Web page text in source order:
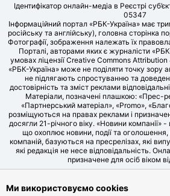
Ідентифікатор онлайн-медіа в Реєстрі
05347
Інформаційний портал «РБК-Україна» має
російську та англійську), головна сторінка
Фотографії, зображення належать їх
Порталі, авторами яких є журналісти
умовах ліцензії Creative Commons
«РБК-Україна» може не поділяти точку зору
не підлягають спростуванню та
достовірність та зміст реклами
Матеріали, позначені плашкою: «Прес-
«Партнерський матеріал», «Promo»,
розміщуються на правах реклами і
досягли 21-річного віку. «Новини компанії»
що охоплює новини, події та оголошення,
компаній, базуються на пресрелізах, які
які редакція не несе відповідальність.
призначене для осіб віком
© LLC «UBT MEDIA»,
Ми використовуємо cookies